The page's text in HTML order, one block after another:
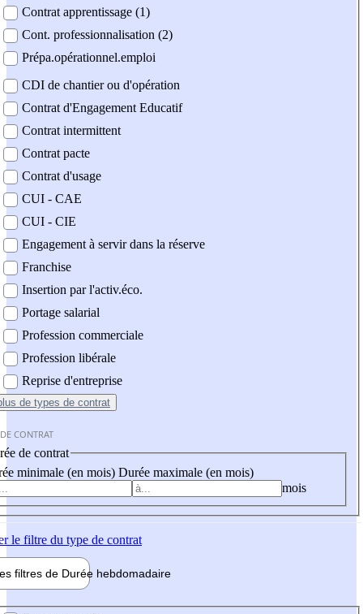
Contrat apprentissage (1)
Cont. professionnalisation (2)
Prépa.opérationnel.emploi
CDI de chantier ou d'opération
Contrat d'Engagement Educatif
Contrat intermittent
Contrat pacte
Contrat d'usage
CUI - CAE
CUI - CIE
Engagement à servir dans la réserve
Franchise
Insertion par l'activ.éco.
Portage salarial
Profession commerciale
Profession libérale
Reprise d'entreprise
de types de contrat
CONTRAT
de contrat
minimale (en mois) Durée maximale (en mois)
mois
le filtre du type de contrat
filtres de Durée hebdomadaire